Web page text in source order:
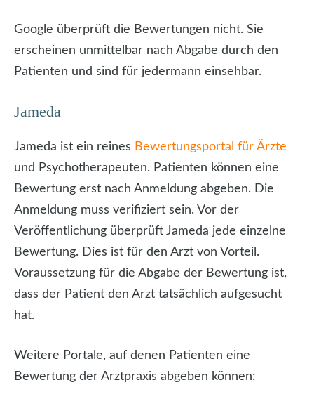
Google überprüft die Bewertungen nicht. Sie
erscheinen unmittelbar nach Abgabe durch den
Patienten und sind für jedermann einsehbar.
Jameda
Jameda ist ein reines Bewertungsportal für Ärzte
und Psychotherapeuten. Patienten können eine
Bewertung erst nach Anmeldung abgeben. Die
Anmeldung muss verifiziert sein. Vor der
Veröffentlichung überprüft Jameda jede einzelne
Bewertung. Dies ist für den Arzt von Vorteil.
Voraussetzung für die Abgabe der Bewertung ist,
dass der Patient den Arzt tatsächlich aufgesucht
hat.
Weitere Portale, auf denen Patienten eine
Bewertung der Arztpraxis abgeben können: